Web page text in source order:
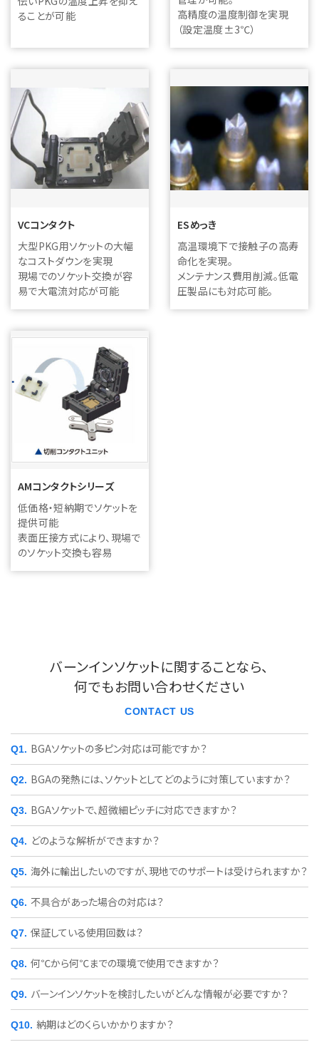
ることが可能
高精度の温度制御を実現
（設定温度±3℃）
VCコンタクト
大型PKG用ソケットの大幅
なコストダウンを実現
現場でのソケット交換が容
易で大電流対応が可能
ESめっき
高温環境下で接触子の高寿
命化を実現。
メンテナンス費用削減。低電
圧製品にも対応可能。
AMコンタクトシリーズ
低価格・短納期でソケットを
提供可能
表面圧接方式により、現場で
のソケット交換も容易
バーンインソケットに関することなら、
何でもお問い合わせください
CONTACT US
BGAソケットの多ピン対応は可能ですか？
BGAの発熱には、ソケットとしてどのように対策していますか？
BGAソケットで、超微細ピッチに対応できますか？
どのような解析ができますか？
海外に輸出したいのですが、現地でのサポートは受けられますか？
不具合があった場合の対応は？
保証している使用回数は？
何℃から何℃までの環境で使用できますか？
バーンインソケットを検討したいがどんな情報が必要ですか？
納期はどのくらいかかりますか？